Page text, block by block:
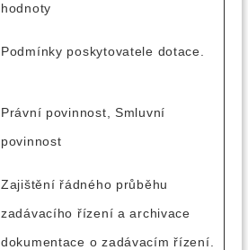
hodnoty
Podmínky poskytovatele dotace.
Právní povinnost, Smluvní
povinnost
Zajištění řádného průběhu
zadávacího řízení a archivace
dokumentace o zadávacím řízení.